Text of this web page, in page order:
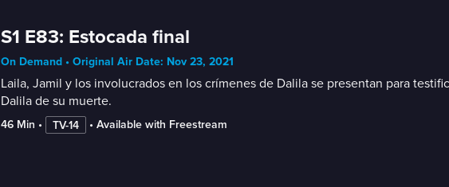
S1 E83: Estocada final
On Demand • Original Air Date: Nov 23, 2021
Laila, Jamil y los involucrados en los crímenes de Dalila se presentan para
Dalila de su muerte.
46 Min • TV-14 • Available with Freestream